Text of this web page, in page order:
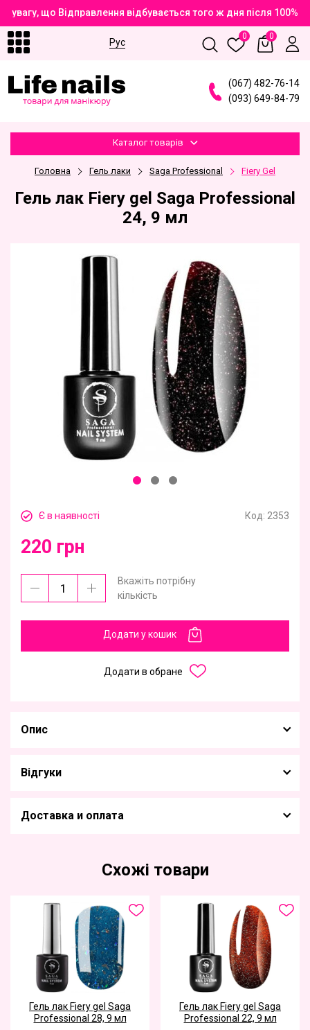
увагу, що Відправлення відбувається того ж дня після
Рус
0 0
(067) 482-76-14
(093) 649-84-79
Каталог товарів
Головна Гель лаки Saga Professional Fiery Gel
Гель лак Fiery gel Saga Professional
24, 9 мл
Є в наявності Код: 2353
220 грн
Вкажіть потрібну
кількість
Додати у кошик
Додати в обране
Опис
Відгуки
Доставка и оплата
Схожі товари
Гель лак Fiery gel Saga
Professional 28, 9 мл
Гель лак Fiery gel Saga
Professional 22, 9 мл